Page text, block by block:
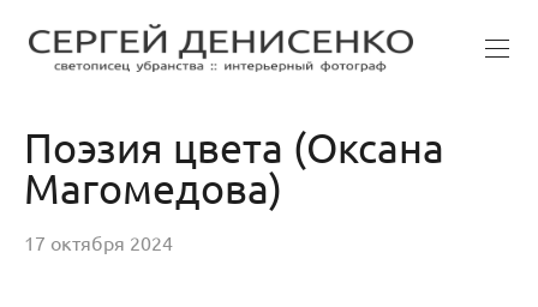
Поэзия цвета (Оксана
Магомедова)
17 октября 2024